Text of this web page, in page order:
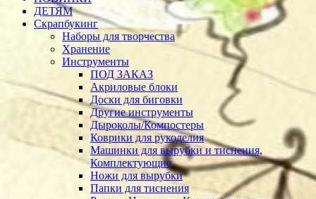
ДЕТЯМ
Скрапбукинг
Наборы для творчества
Хранение
Инструменты
ПОД ЗАКАЗ
Акриловые блоки
Доски для биговки
Другие инструменты
Дыроколы/Компостеры
Коврики для рукоделия
Машинки для вырубки и тиснения,
Комплектующие
Ножи для вырубки
Папки для тиснения